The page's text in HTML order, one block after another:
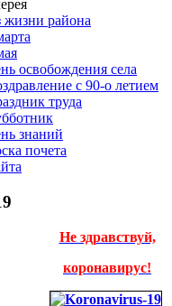
жизни района
освобождения села
с 90-о летием
труда
знаний
почета
Не здравствуй,
коронавирус!